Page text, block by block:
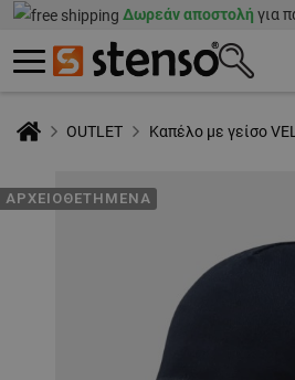
Δωρεάν αποστολή για
OUTLET Καπέλο με γείσο
ΑΡΧΕΙΟΘΕΤΗΜΈΝΑ